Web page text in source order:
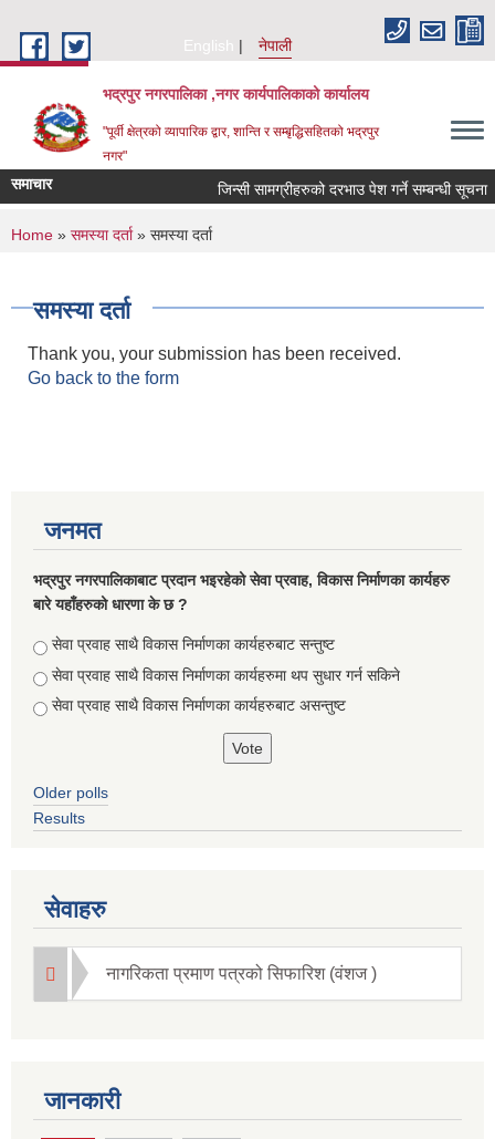
English
नेपाली
भद्रपुर नगरपालिका ,नगर कार्यपालिकाको कार्यालय
"पूर्वी क्षेत्रको व्यापारिक द्वार, शान्ति र सम्बृद्धिसहितको भद्रपुर
नगर"
समाचार जिन्सी सामग्रीहरुको दरभाउ पेश गर्ने सम्बन्धी सूचना
You are here
Home » समस्या दर्ता» समस्या दर्ता
समस्या दर्ता
Thank you, your submission has been received.
Go back to the form
जनमत
भद्रपुर नगरपालिकाबाट प्रदान भइरहेको सेवा प्रवाह, विकास निर्माणका कार्यहरु
बारे यहाँहरुको धारणा के छ ?
Choices
सेवा प्रवाह साथै विकास निर्माणका कार्यहरुबाट सन्तुष्ट
सेवा प्रवाह साथै विकास निर्माणका कार्यहरुमा थप सुधार गर्न सकिने
सेवा प्रवाह साथै विकास निर्माणका कार्यहरुबाट असन्तुष्ट
Older polls
Results
सेवाहरु
नागरिकता प्रमाण पत्रको सिफारिश (वंशज )
जानकारी